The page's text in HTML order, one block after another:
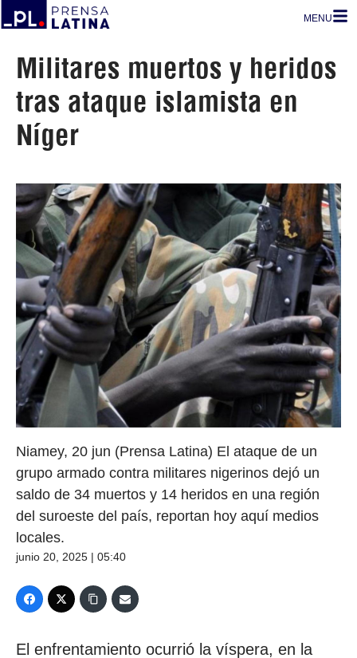
MENU
Militares muertos y heridos
tras ataque islamista en
Níger
Niamey, 20 jun (Prensa Latina) El ataque de un
grupo armado contra militares nigerinos dejó un
saldo de 34 muertos y 14 heridos en una región
del suroeste del país, reportan hoy aquí medios
locales.
junio 20, 2025 | 05:40
El enfrentamiento ocurrió la víspera, en la